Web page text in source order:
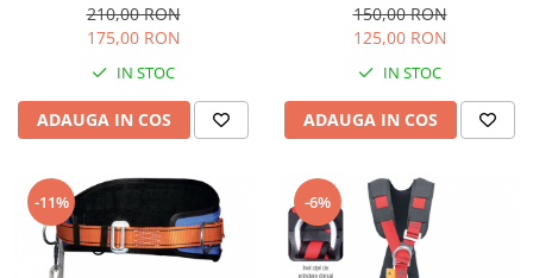
Motoburghie
Motosapatoare
Oferte
Hidrofoare
Motopompe
Pompe de suprafata
210,00 RON
175,00 RON
IN STOC
ADAUGA IN COS
150,00 RON
125,00 RON
IN STOC
ADAUGA IN COS
-11% -6%